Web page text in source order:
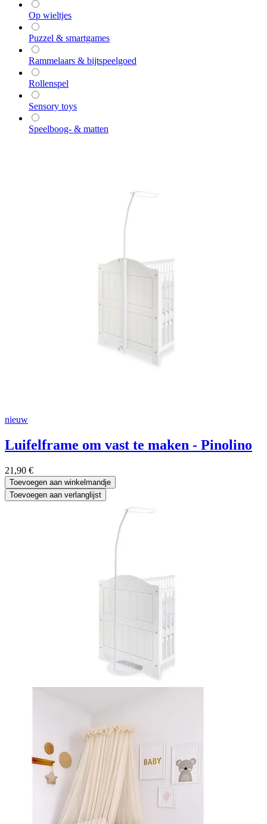
Op wieltjes
Puzzel & smartgames
Rammelaars & bijtspeelgoed
Rollenspel
Sensory toys
Speelboog- & matten
nieuw
Luifelframe om vast te maken - Pinolino
21,90 €
Toevoegen aan winkelmandje
Toevoegen aan verlanglijst